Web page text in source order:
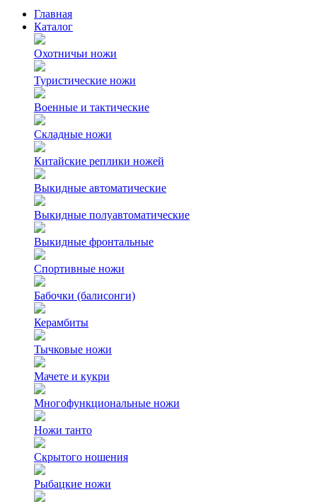
Главная
Каталог
Охотничьи ножи
Туристические ножи
Военные и тактические
Складные ножи
Китайские реплики ножей
Выкидные автоматические
Выкидные полуавтоматические
Выкидные фронтальные
Спортивные ножи
Бабочки (балисонги)
Керамбиты
Тычковые ножи
Мачете и кукри
Многофункциональные ножи
Ножи танто
Скрытого ношения
Рыбацкие ножи